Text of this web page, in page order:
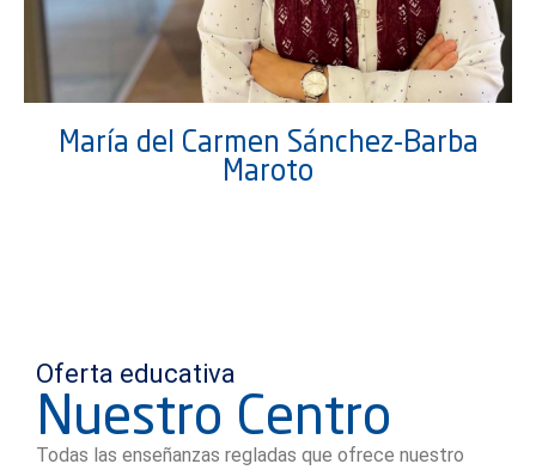
María del Carmen Sánchez-Barba
Maroto
Oferta educativa
Nuestro Centro
Todas las enseñanzas regladas que ofrece nuestro